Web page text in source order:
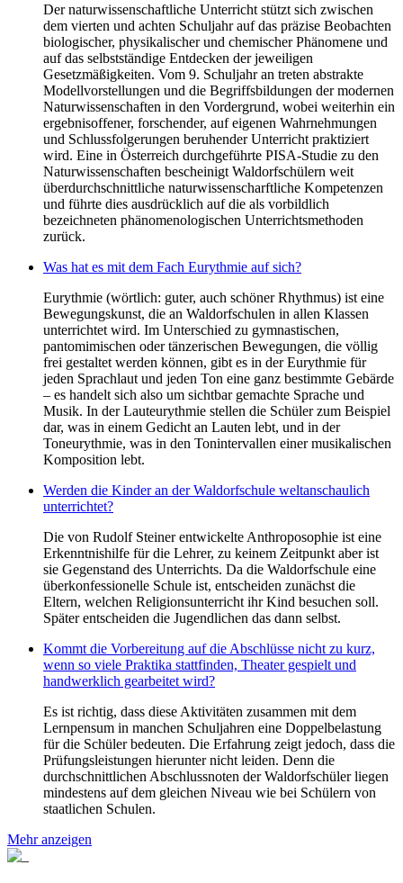
Der naturwissenschaftliche Unterricht stützt sich zwischen
dem vierten und achten Schuljahr auf das präzise Beobachten
biologischer, physikalischer und chemischer Phänomene und
auf das selbstständige Entdecken der jeweiligen
Gesetzmäßigkeiten. Vom 9. Schuljahr an treten abstrakte
Modellvorstellungen und die Begriffsbildungen der modernen
Naturwissenschaften in den Vordergrund, wobei weiterhin ein
ergebnisoffener, forschender, auf eigenen Wahrnehmungen
und Schlussfolgerungen beruhender Unterricht praktiziert
wird. Eine in Österreich durchgeführte PISA-Studie zu den
Naturwissenschaften bescheinigt Waldorfschülern weit
überdurchschnittliche naturwissenscharftliche Kompetenzen
und führte dies ausdrücklich auf die als vorbildlich
bezeichneten phänomenologischen Unterrichtsmethoden
zurück.
Was hat es mit dem Fach Eurythmie auf sich?
Eurythmie (wörtlich: guter, auch schöner Rhythmus) ist eine
Bewegungskunst, die an Waldorfschulen in allen Klassen
unterrichtet wird. Im Unterschied zu gymnastischen,
pantomimischen oder tänzerischen Bewegungen, die völlig
frei gestaltet werden können, gibt es in der Eurythmie für
jeden Sprachlaut und jeden Ton eine ganz bestimmte Gebärde
– es handelt sich also um sichtbar gemachte Sprache und
Musik. In der Lauteurythmie stellen die Schüler zum Beispiel
dar, was in einem Gedicht an Lauten lebt, und in der
Toneurythmie, was in den Tonintervallen einer musikalischen
Komposition lebt.
Werden die Kinder an der Waldorfschule weltanschaulich
unterrichtet?
Die von Rudolf Steiner entwickelte Anthroposophie ist eine
Erkenntnishilfe für die Lehrer, zu keinem Zeitpunkt aber ist
sie Gegenstand des Unterrichts. Da die Waldorfschule eine
überkonfessionelle Schule ist, entscheiden zunächst die
Eltern, welchen Religionsunterricht ihr Kind besuchen soll.
Später entscheiden die Jugendlichen das dann selbst.
Kommt die Vorbereitung auf die Abschlüsse nicht zu kurz,
wenn so viele Praktika stattfinden, Theater gespielt und
handwerklich gearbeitet wird?
Es ist richtig, dass diese Aktivitäten zusammen mit dem
Lernpensum in manchen Schuljahren eine Doppelbelastung
für die Schüler bedeuten. Die Erfahrung zeigt jedoch, dass die
Prüfungsleistungen hierunter nicht leiden. Denn die
durchschnittlichen Abschlussnoten der Waldorfschüler liegen
mindestens auf dem gleichen Niveau wie bei Schülern von
staatlichen Schulen.
Mehr anzeigen